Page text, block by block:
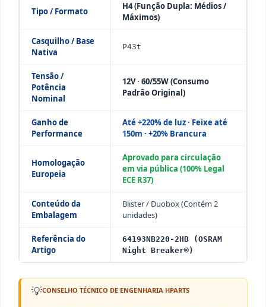
Tipo / Formato
H4 (Função Dupla: Médios /
Máximos)
Casquilho / Base
Nativa
P43t
Tensão /
Potência
Nominal
12V · 60/55W (Consumo
Padrão Original)
Ganho de
Performance
Até +220% de luz · Feixe até
150m · +20% Brancura
Homologação
Europeia
Aprovado para circulação
em via pública (100% Legal
ECE R37)
Conteúdo da
Embalagem
Blister / Duobox (Contém 2
unidades)
Referência do
Artigo
64193NB220-2HB (OSRAM
Night Breaker®)
💡CONSELHO TÉCNICO DE ENGENHARIA HPARTS